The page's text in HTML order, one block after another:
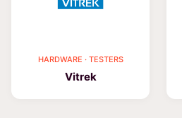
HARDWARE · TESTERS
Vitrek